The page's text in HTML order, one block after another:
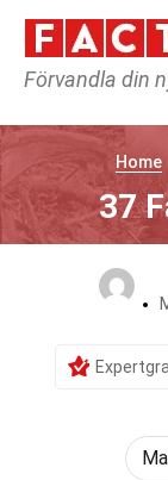
Förvandla din
Home
37